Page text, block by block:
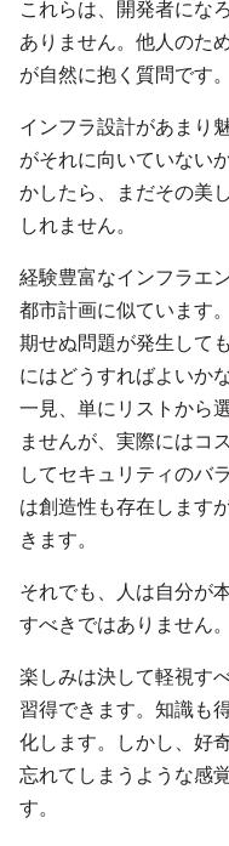
これらは、開発者にな
ありません。他人のた
が自然に抱く質問です。
インフラ設計があまり
がそれに向いていない
かしたら、まだその美
しれません。
経験豊富なインフラエ
都市計画に似ています
期せぬ問題が発生して
にはどうすればよいか
一見、単にリストから
ませんが、実際にはコ
してセキュリティのバ
は創造性も存在します
きます。
それでも、人は自分が
すべきではありません。
楽しみは決して軽視す
習得できます。知識も
化します。しかし、好
忘れてしまうような
す。